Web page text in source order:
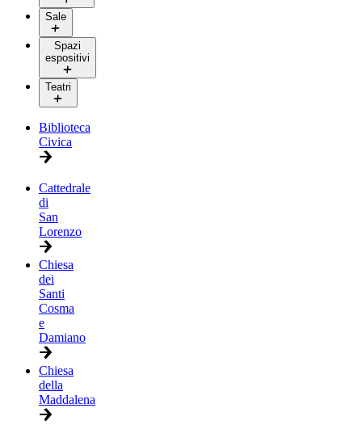
Sale
Spazi
espositivi
Teatri
Biblioteca
Civica
Cattedrale
di
San
Lorenzo
Chiesa
dei
Santi
Cosma
e
Damiano
Chiesa
della
Maddalena